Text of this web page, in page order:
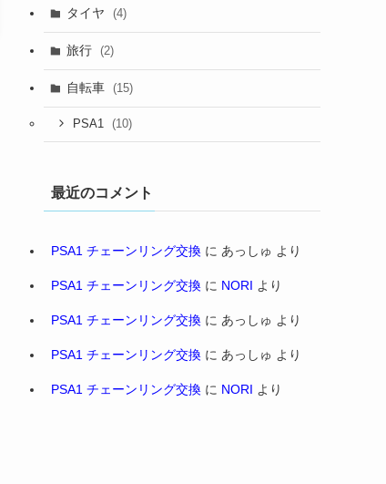
タイヤ (4)
旅行 (2)
自転車 (15)
PSA1 (10)
最近のコメント
PSA1 チェーンリング交換 に あっしゅ より
PSA1 チェーンリング交換 に NORI より
PSA1 チェーンリング交換 に あっしゅ より
PSA1 チェーンリング交換 に あっしゅ より
PSA1 チェーンリング交換 に NORI より